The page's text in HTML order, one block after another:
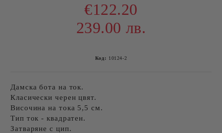
€122.20
239.00 лв.
Код: 10124-2
Дамска бота на ток.
Класически черен цвят.
Височина на тока 5,5 см.
Тип ток - квадратен.
Затваряне с цип.